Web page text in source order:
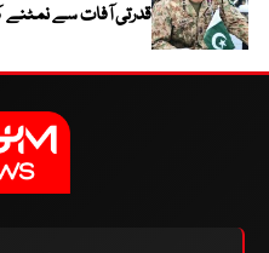
قدرتی آفات سے نمٹنے